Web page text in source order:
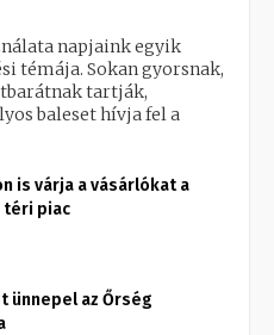
napjaink egyik
témája. Sokan gyorsnak,
tartják,
baleset hívja fel a
is várja a vásárlókat a
téri piac
ünnepel az Őrség